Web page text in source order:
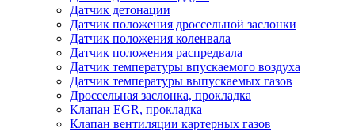
Датчик детонации
Датчик положения дроссельной заслонки
Датчик положения коленвала
Датчик положения распредвала
Датчик температуры впускаемого воздуха
Датчик температуры выпускаемых газов
Дроссельная заслонка, прокладка
Клапан EGR, прокладка
Клапан вентиляции картерных газов